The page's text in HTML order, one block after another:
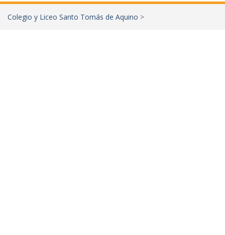
Colegio y Liceo Santo Tomás de Aquino >